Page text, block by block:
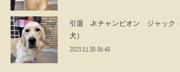
引退 Jr.チャンピオン ジャック
犬）
2023.11.30 06:48